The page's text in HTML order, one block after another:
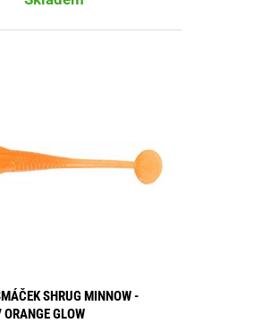
SHRUG MINNOW -
GLOW